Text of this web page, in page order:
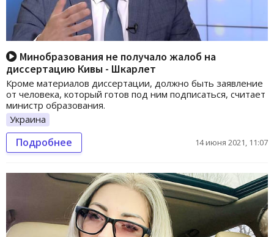
Минобразования не получало жалоб на
диссертацию Кивы - Шкарлет
Кроме материалов диссертации, должно быть заявление
от человека, который готов под ним подписаться, считает
министр образования.
Украина
Подробнее 14 июня 2021, 11:07